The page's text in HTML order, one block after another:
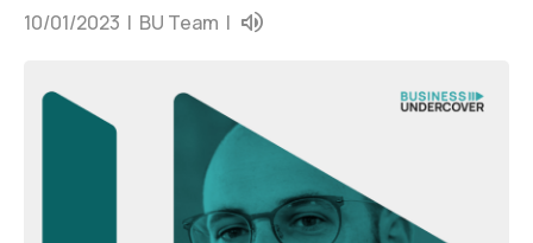
10/01/2023 | BU Team |